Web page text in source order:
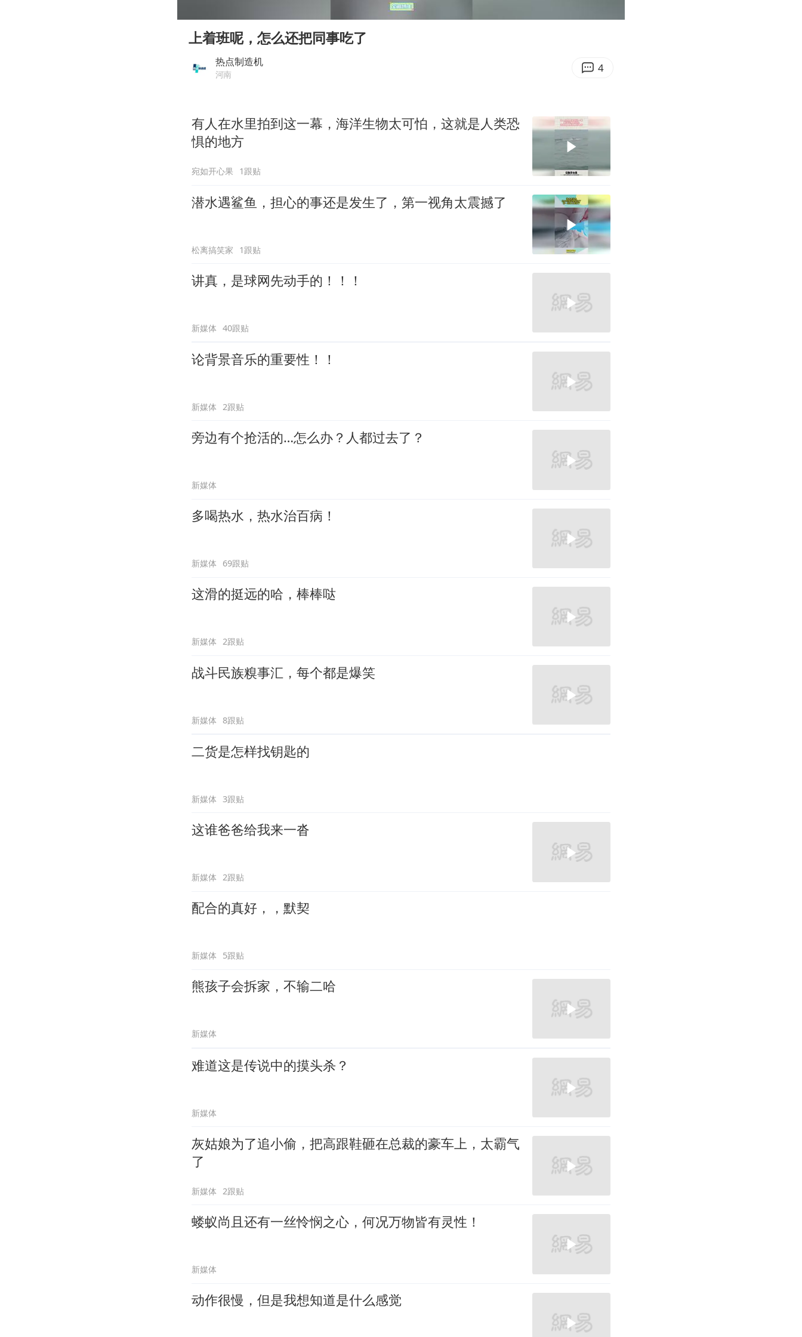
几元成本的AI广告导致千万市值蒸发
酒店回应车内过夜被收150元
“不怕六爷挂得多 就怕六爷挂一颗”
上着班呢，怎么还把同事吃了
热点制造机
河南 4
有人在水里拍到这一幕，海洋生物太可怕，这就是人类恐
惧的地方
宛如开心果 1跟贴
潜水遇鲨鱼，担心的事还是发生了，第一视角太震撼了
松离搞笑家 1跟贴
讲真，是球网先动手的！！！
新媒体 40跟贴
论背景音乐的重要性！！
新媒体 2跟贴
旁边有个抢活的…怎么办？人都过去了？
新媒体
多喝热水，热水治百病！
新媒体 69跟贴
这滑的挺远的哈，棒棒哒
新媒体 2跟贴
战斗民族糗事汇，每个都是爆笑
新媒体 8跟贴
二货是怎样找钥匙的
新媒体 3跟贴
这谁爸爸给我来一沓
新媒体 2跟贴
配合的真好，，默契
新媒体 5跟贴
熊孩子会拆家，不输二哈
新媒体
难道这是传说中的摸头杀？
新媒体
灰姑娘为了追小偷，把高跟鞋砸在总裁的豪车上，太霸气
了
新媒体 2跟贴
蝼蚁尚且还有一丝怜悯之心，何况万物皆有灵性！
新媒体
动作很慢，但是我想知道是什么感觉